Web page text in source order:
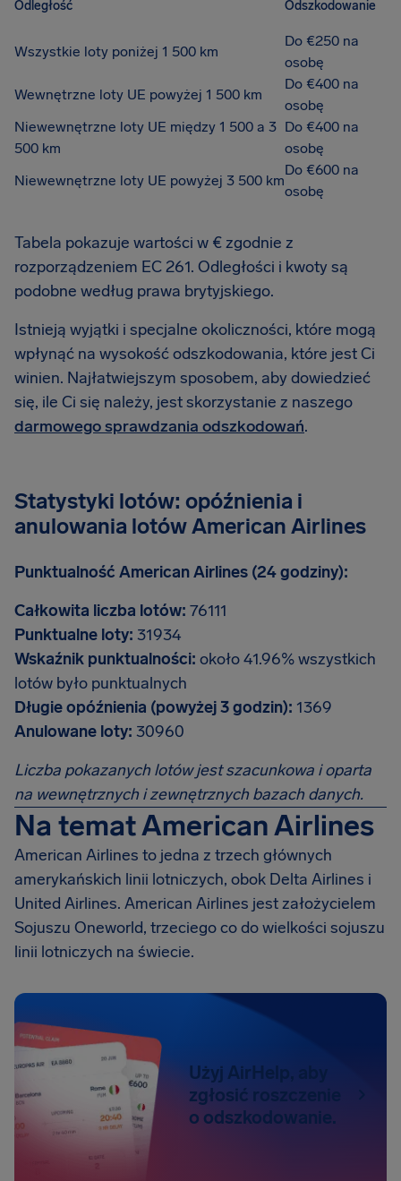
Odległość Odszkodowanie
Wszystkie loty poniżej 1 500 km
Do €250 na
osobę
Wewnętrzne loty UE powyżej 1 500 km
Do €400 na
osobę
Niewewnętrzne loty UE między 1 500 a 3
500 km
Do €400 na
osobę
Niewewnętrzne loty UE powyżej 3 500 km
Do €600 na
osobę
Tabela pokazuje wartości w € zgodnie z
rozporządzeniem EC 261. Odległości i kwoty są
podobne według prawa brytyjskiego.
Istnieją wyjątki i specjalne okoliczności, które mogą
wpłynąć na wysokość odszkodowania, które jest Ci
winien. Najłatwiejszym sposobem, aby dowiedzieć
się, ile Ci się należy, jest skorzystanie z naszego
darmowego sprawdzania odszkodowań.
Statystyki lotów: opóźnienia i
anulowania lotów American Airlines
Punktualność American Airlines (24 godziny):
Całkowita liczba lotów: 76111
Punktualne loty: 31934
Wskaźnik punktualności: około 41.96% wszystkich
lotów było punktualnych
Długie opóźnienia (powyżej 3 godzin): 1369
Anulowane loty: 30960
Liczba pokazanych lotów jest szacunkowa i oparta
na wewnętrznych i zewnętrznych bazach danych.
Na temat American Airlines
American Airlines to jedna z trzech głównych
amerykańskich linii lotniczych, obok Delta Airlines i
United Airlines. American Airlines jest założycielem
Sojuszu Oneworld, trzeciego co do wielkości sojuszu
linii lotniczych na świecie.
Użyj AirHelp, aby
zgłosić roszczenie
o odszkodowanie.